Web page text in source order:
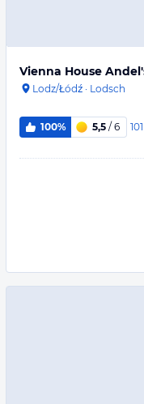
Vienna House
Lodz/Łódź · Lodsch
100% 5,5 / 6 101